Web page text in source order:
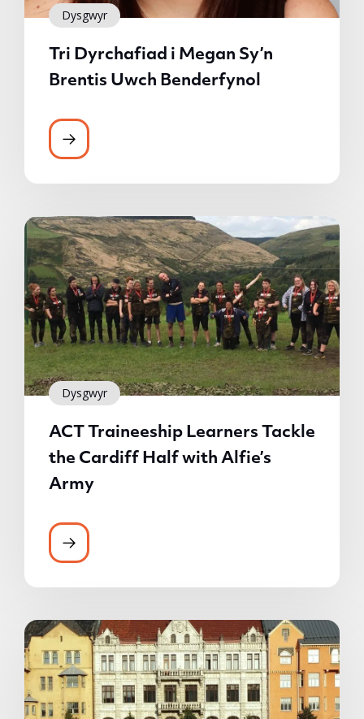
Dysgwyr
Tri Dyrchafiad i Megan Sy’n
Brentis Uwch Benderfynol
Dysgwyr
ACT Traineeship Learners Tackle
the Cardiff Half with Alfie’s
Army